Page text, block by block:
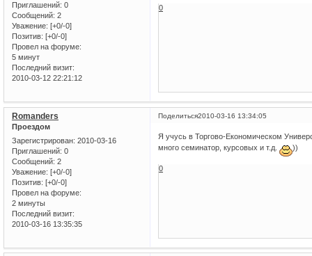
Приглашений: 0
Сообщений: 2
Уважение: [+0/-0]
Позитив: [+0/-0]
Провел на форуме:
5 минут
Последний визит:
2010-03-12 22:21:12
0
Поделиться2010-03-16 13:34:05
Romanders
Проездом
Зарегистрирован: 2010-03-16
Приглашений: 0
Сообщений: 2
Уважение: [+0/-0]
Позитив: [+0/-0]
Провел на форуме:
2 минуты
Последний визит:
2010-03-16 13:35:35
Я учусь в Торгово-Економическом
много семинатор, курсовых и т.д.
))
0